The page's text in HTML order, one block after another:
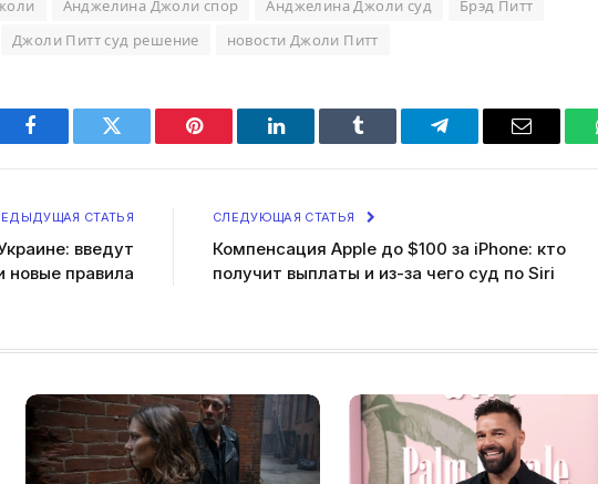
Анджелина Джоли спор Анджелина Джоли суд
Брэд Питт
Джоли Питт суд решение новости Джоли Питт
Facebook Twitter Pinterest LinkedIn Tumblr Telegram Email
СТАТЬЯ
введут
новые правила
СЛЕДУЮЩАЯ СТАТЬЯ
Компенсация Apple до $100 за iPhone: кто
получит выплаты и из-за чего суд по Siri